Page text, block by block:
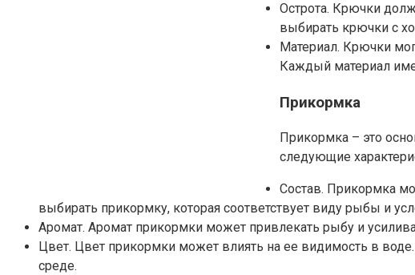
Острота. Крючки
выбирать крючки с
Материал. Крючки
Каждый материал
Прикормка
Прикормка – это
следующие
Состав. Прикормка
выбирать прикормку, которая соответствует виду рыбы и
Аромат. Аромат прикормки может привлекать рыбу и
Цвет. Цвет прикормки может влиять на ее видимость в
среде.